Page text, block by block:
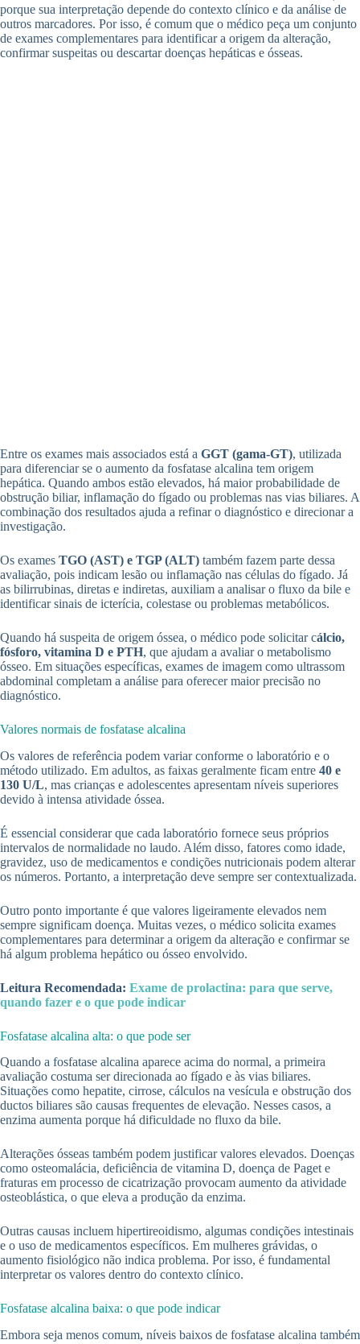
porque sua interpretação depende do contexto clínico e da análise de
outros marcadores. Por isso, é comum que o médico peça um conjunto
de exames complementares para identificar a origem da alteração,
confirmar suspeitas ou descartar doenças hepáticas e ósseas.
Entre os exames mais associados está a GGT (gama-GT), utilizada
para diferenciar se o aumento da fosfatase alcalina tem origem
hepática. Quando ambos estão elevados, há maior probabilidade de
obstrução biliar, inflamação do fígado ou problemas nas vias biliares. A
combinação dos resultados ajuda a refinar o diagnóstico e direcionar a
investigação.
Os exames TGO (AST) e TGP (ALT) também fazem parte dessa
avaliação, pois indicam lesão ou inflamação nas células do fígado. Já
as bilirrubinas, diretas e indiretas, auxiliam a analisar o fluxo da bile e
identificar sinais de icterícia, colestase ou problemas metabólicos.
Quando há suspeita de origem óssea, o médico pode solicitar cálcio,
fósforo, vitamina D e PTH, que ajudam a avaliar o metabolismo
ósseo. Em situações específicas, exames de imagem como ultrassom
abdominal completam a análise para oferecer maior precisão no
diagnóstico.
Valores normais de fosfatase alcalina
Os valores de referência podem variar conforme o laboratório e o
método utilizado. Em adultos, as faixas geralmente ficam entre 40 e
130 U/L, mas crianças e adolescentes apresentam níveis superiores
devido à intensa atividade óssea.
É essencial considerar que cada laboratório fornece seus próprios
intervalos de normalidade no laudo. Além disso, fatores como idade,
gravidez, uso de medicamentos e condições nutricionais podem alterar
os números. Portanto, a interpretação deve sempre ser contextualizada.
Outro ponto importante é que valores ligeiramente elevados nem
sempre significam doença. Muitas vezes, o médico solicita exames
complementares para determinar a origem da alteração e confirmar se
há algum problema hepático ou ósseo envolvido.
Leitura Recomendada: Exame de prolactina: para que serve,
quando fazer e o que pode indicar
Fosfatase alcalina alta: o que pode ser
Quando a fosfatase alcalina aparece acima do normal, a primeira
avaliação costuma ser direcionada ao fígado e às vias biliares.
Situações como hepatite, cirrose, cálculos na vesícula e obstrução dos
ductos biliares são causas frequentes de elevação. Nesses casos, a
enzima aumenta porque há dificuldade no fluxo da bile.
Alterações ósseas também podem justificar valores elevados. Doenças
como osteomalácia, deficiência de vitamina D, doença de Paget e
fraturas em processo de cicatrização provocam aumento da atividade
osteoblástica, o que eleva a produção da enzima.
Outras causas incluem hipertireoidismo, algumas condições intestinais
e o uso de medicamentos específicos. Em mulheres grávidas, o
aumento fisiológico não indica problema. Por isso, é fundamental
interpretar os valores dentro do contexto clínico.
Fosfatase alcalina baixa: o que pode indicar
Embora seja menos comum, níveis baixos de fosfatase alcalina também